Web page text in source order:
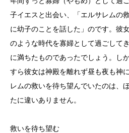
子イエスと出会い、「エルサレムの
に幼子のことを話した」のです。彼
のような時代を寡婦として過ごして
に満ちたものであったでしょう。し
すら彼女は神殿を離れず昼も夜も神
レムの救いを待ち望んでいたのは、
たに違いありません。
救いを待ち望む